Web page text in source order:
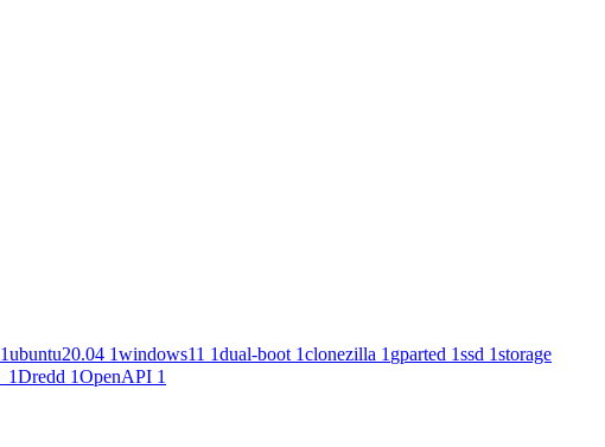
1ubuntu20.04 1windows11 1dual-boot 1clonezilla 1 gparted 1ssd 1storage
1Dredd 1OpenAPI 1